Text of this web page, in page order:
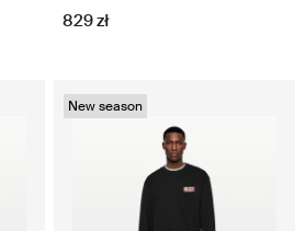
829 zł
New season